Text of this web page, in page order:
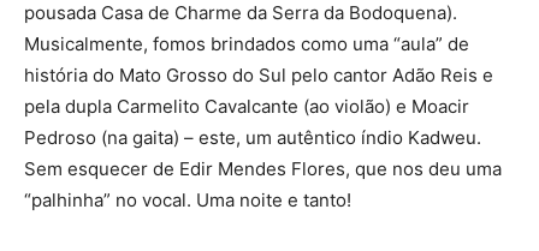
pousada Casa de Charme da Serra da Bodoquena).
Musicalmente, fomos brindados como uma “aula” de
história do Mato Grosso do Sul pelo cantor Adão Reis e
pela dupla Carmelito Cavalcante (ao violão) e Moacir
Pedroso (na gaita) – este, um autêntico índio Kadweu.
Sem esquecer de Edir Mendes Flores, que nos deu uma
“palhinha” no vocal. Uma noite e tanto!